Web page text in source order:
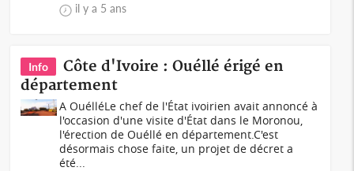
il y a 5 ans
Info
Côte d'Ivoire : Ouéllé érigé en
département
A OuélléLe chef de l'État ivoirien avait annoncé à
l'occasion d'une visite d'État dans le Moronou,
l'érection de Ouéllé en département.C'est
désormais chose faite, un projet de décret a
été...